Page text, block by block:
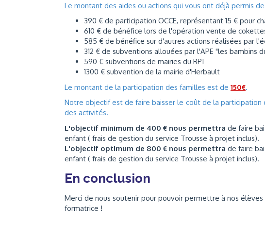
Le montant des aides ou actions qui vous ont déjà permis
390 € de participation OCCE, représentant 15 € pour
610 € de bénéfice lors de l'opération vente de
585 € de bénéfice sur d'autres actions réalisées par
312 € de subventions allouées par l'APE "les bambins
590 € subventions de mairies du RPI
1300 € subvention de la mairie d'Herbault
Le montant de la participation des familles est de 150€.
Notre objectif est de faire baisser le coût de la
des activités.
L'objectif minimum de 400 € nous permettra de faire
enfant ( frais de gestion du service Trousse à projet inclus).
L'objectif optimum de 800 € nous permettra de faire
enfant ( frais de gestion du service Trousse à projet inclus).
En conclusion
Merci de nous soutenir pour pouvoir permettre à nos
formatrice !